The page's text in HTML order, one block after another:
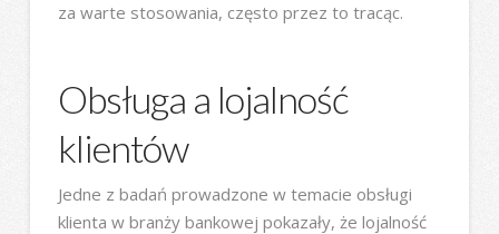
za warte stosowania, często przez to tracąc.
Obsługa a lojalność
klientów
Jedne z badań prowadzone w temacie obsługi
klienta w branży bankowej pokazały, że lojalność